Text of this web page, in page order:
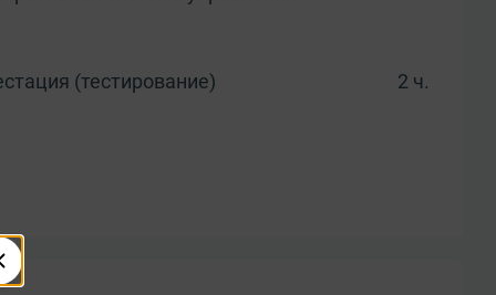
(тестирование) 2 ч.